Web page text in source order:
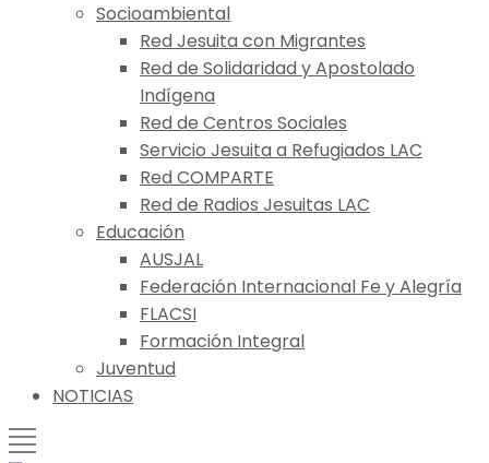
Socioambiental
Red Jesuita con Migrantes
Red de Solidaridad y Apostolado
Indígena
Red de Centros Sociales
Servicio Jesuita a Refugiados LAC
Red COMPARTE
Red de Radios Jesuitas LAC
Educación
AUSJAL
Federación Internacional Fe y Alegría
FLACSI
Formación Integral
Juventud
NOTICIAS